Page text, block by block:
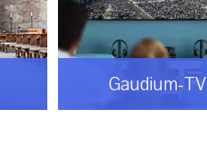
Gaudium-TV